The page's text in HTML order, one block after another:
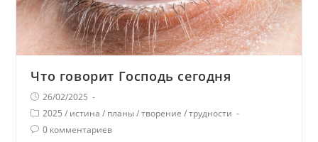
Что говорит Господь сегодня
26/02/2025
2025 / истина / планы / творение / трудности
0 комментариев